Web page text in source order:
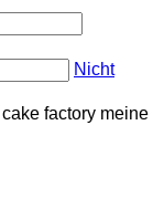
Nicht
factory meine